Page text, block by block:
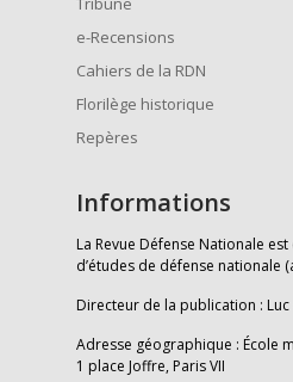
e-Recensions
Cahiers de la RDN
Florilège historique
Repères
Informations
La Revue Défense Nationale
d’études de défense nationale
Directeur de la publication :
Adresse géographique : École
1 place Joffre, Paris VII